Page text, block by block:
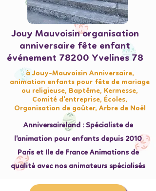
Jouy Mauvoisin organisation
anniversaire fête enfant
événement 78200 Yvelines 78
à Jouy-Mauvoisin Anniversaire,
animation enfants pour fête de mariage
ou religieuse, Baptême, Kermesse,
Comité d'entreprise, Écoles,
Organisation de goûter, Arbre de Noël
Anniversaireland : Spécialiste de
l'animation pour enfants depuis 2010
Paris et Ile de France Animations de
qualité avec nos animateurs spécialisés